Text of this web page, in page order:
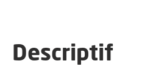
Descriptif